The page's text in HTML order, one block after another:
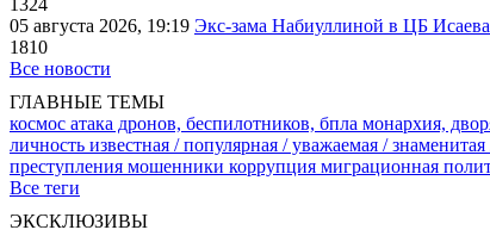
1324
05 августа 2026, 19:19 Экс-зама Набиуллиной в ЦБ
1810
Все новости
ГЛАВНЫЕ ТЕМЫ
космос атака дронов, беспилотников, бпла монархия,
личность известная / популярная / уважаемая / знаменитая
преступления мошенники коррупция миграционная
Все теги
ЭКСКЛЮЗИВЫ